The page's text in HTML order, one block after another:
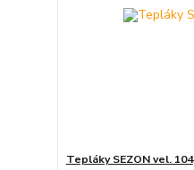
Tepláky SEZON vel. 104